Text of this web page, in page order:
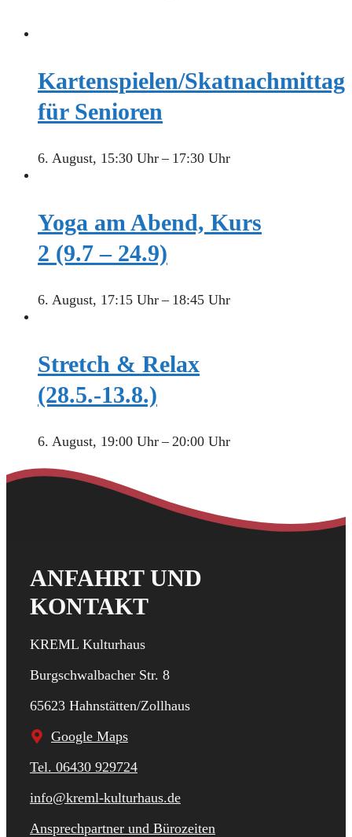
Kartenspielen/Skatnachmittag
für Senioren
6. August, 15:30 Uhr– 17:30 Uhr
Yoga am Abend, Kurs
2 (9.7 – 24.9)
6. August, 17:15 Uhr– 18:45 Uhr
Stretch & Relax
(28.5.-13.8.)
6. August, 19:00 Uhr– 20:00 Uhr
ANFAHRT UND
KONTAKT
KREML Kulturhaus
Burgschwalbacher Str. 8
65623 Hahnstätten/Zollhaus
Google Maps
Tel. 06430 929724
info@kreml-kulturhaus.de
Ansprechpartner und Bürozeiten